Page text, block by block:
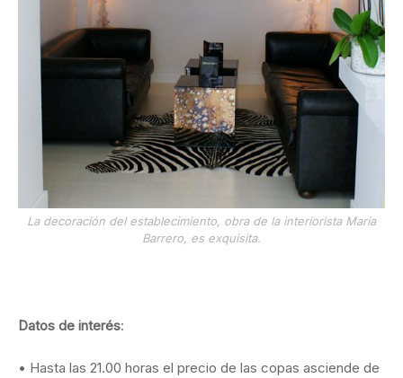
La decoración del establecimiento, obra de la interiorista María
Barrero, es exquisita.
Datos de interés:
• Hasta las 21.00 horas el precio de las copas asciende de